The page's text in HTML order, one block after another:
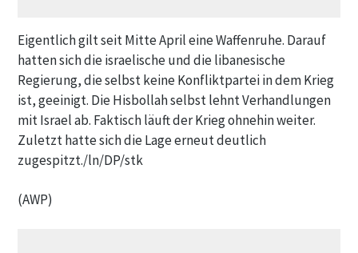
Eigentlich gilt seit Mitte April eine Waffenruhe. Darauf
hatten sich die israelische und die libanesische
Regierung, die selbst keine Konfliktpartei in dem Krieg
ist, geeinigt. Die Hisbollah selbst lehnt Verhandlungen
mit Israel ab. Faktisch läuft der Krieg ohnehin weiter.
Zuletzt hatte sich die Lage erneut deutlich
zugespitzt./ln/DP/stk
(AWP)